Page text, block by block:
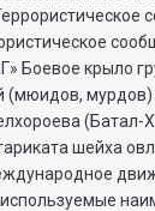
Боевое крыло
(мюидов, мурдов)
(Батал-
шейха